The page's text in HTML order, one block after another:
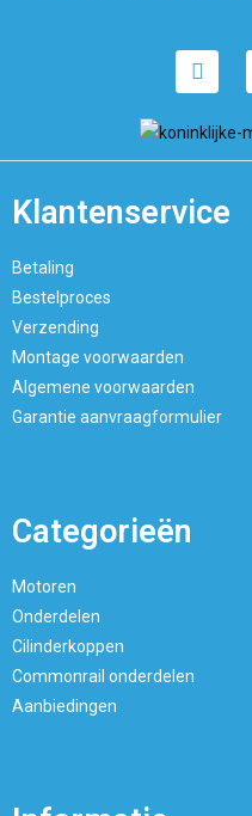
Klantenservice
Betaling
Bestelproces
Verzending
Montage voorwaarden
Algemene voorwaarden
Garantie aanvraagformulier
Categorieën
Motoren
Onderdelen
Cilinderkoppen
Commonrail onderdelen
Aanbiedingen